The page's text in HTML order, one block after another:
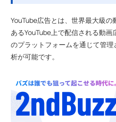
YouTube広告とは、世界最大級
あるYouTube上で配信される動
のプラットフォームを通じて管
析が可能です。